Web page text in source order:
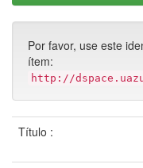
Por favor, use este
ítem:
http://
Título :